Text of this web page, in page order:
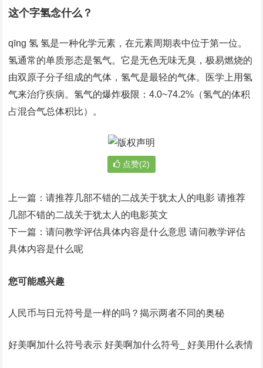
这个字氢念什么？
qīng 氢 氢是一种化学元素，在元素周期表中位于第一位。
氢通常的单质形态是氢气。它是无色无味无臭，极易燃烧的
由双原子分子组成的气体，氢气是最轻的气体。医学上用氢
气来治疗疾病。氢气的爆炸极限：4.0~74.2%（氢气的体积
占混合气总体积比）。
点赞(2)
上一篇：请推荐几部不错的二战关于犹太人的电影 请推荐
几部不错的二战关于犹太人的电影英文
下一篇：请问教学评估具体内容是什么意思 请问教学评估
具体内容是什么呢
您可能感兴趣
人民币与日元符号是一样的吗？揭示两者不同的奥秘
好美啊加什么符号表示 好美啊加什么符号_ 好美用什么表情